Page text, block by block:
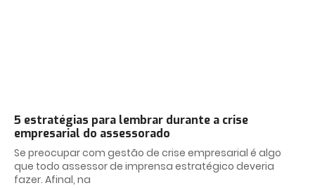
5 estratégias para lembrar durante a crise
empresarial do assessorado
Se preocupar com gestão de crise empresarial é algo
que todo assessor de imprensa estratégico deveria
fazer. Afinal, na